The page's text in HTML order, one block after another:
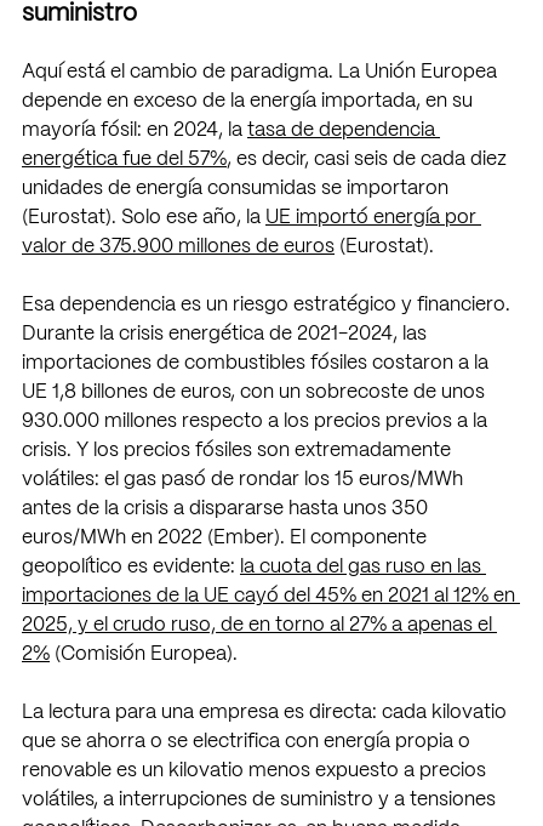
suministro
Aquí está el cambio de paradigma. La Unión Europea
depende en exceso de la energía importada, en su
mayoría fósil: en 2024, la tasa de dependencia
energética fue del 57%, es decir, casi seis de cada diez
unidades de energía consumidas se importaron
(Eurostat). Solo ese año, la UE importó energía por
valor de 375.900 millones de euros (Eurostat).
Esa dependencia es un riesgo estratégico y financiero.
Durante la crisis energética de 2021-2024, las
importaciones de combustibles fósiles costaron a la
UE 1,8 billones de euros, con un sobrecoste de unos
930.000 millones respecto a los precios previos a la
crisis. Y los precios fósiles son extremadamente
volátiles: el gas pasó de rondar los 15 euros/MWh
antes de la crisis a dispararse hasta unos 350
euros/MWh en 2022 (Ember). El componente
geopolítico es evidente: la cuota del gas ruso en las
importaciones de la UE cayó del 45% en 2021 al 12% en
2025, y el crudo ruso, de en torno al 27% a apenas el
2% (Comisión Europea).
La lectura para una empresa es directa: cada kilovatio
que se ahorra o se electrifica con energía propia o
renovable es un kilovatio menos expuesto a precios
volátiles, a interrupciones de suministro y a tensiones